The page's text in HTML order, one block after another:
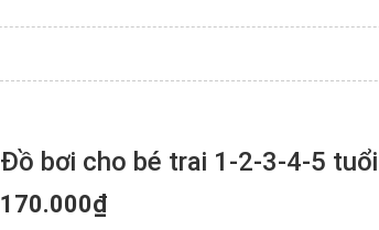
Đồ bơi cho bé trai 1-2-3-4-5 tuổi
170.000₫